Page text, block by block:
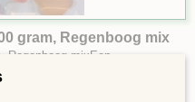
gram, Regenboog mix
Regenboog mixEen…